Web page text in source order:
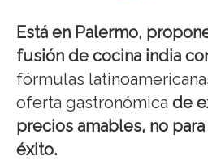
Está en Palermo,
fusión de cocina india
fórmulas
oferta gastronómica de
precios amables, no
éxito.